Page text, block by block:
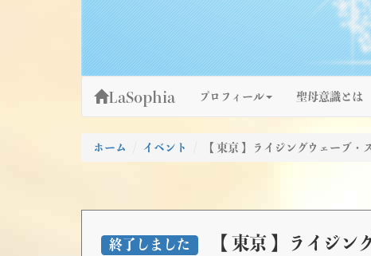
LaSophia プロフィール 聖母意識とは
ホーム イベント 【 東京 】ライジングウェーブ・
終了しました 【 東京 】ライジ